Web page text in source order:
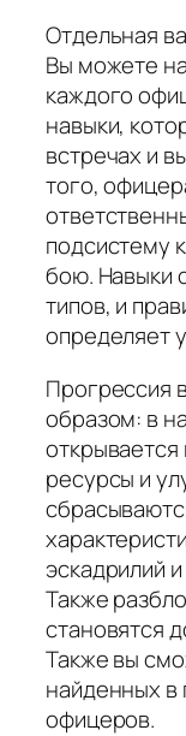
Отдельная
Вы можете
каждого
навыки,
встречах и
того,
подсистему
бою. Навыки
типов, и
определяет
Прогрессия
образом: в
открывается
ресурсы и
эскадрилий
Также
становятся
Также вы
найденных
офицеров.